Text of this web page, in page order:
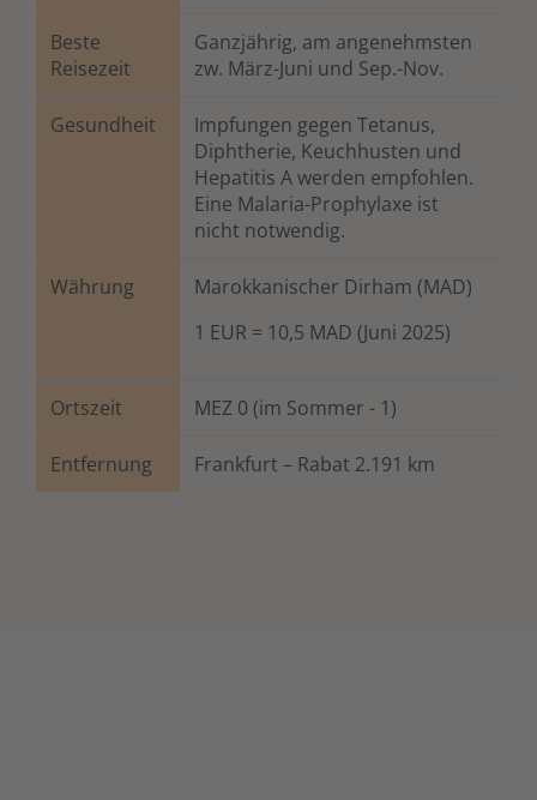
Beste
Reisezeit
Ganzjährig, am angenehmsten
zw. März-Juni und Sep.-Nov.
Gesundheit
Impfungen gegen Tetanus,
Diphtherie, Keuchhusten und
Hepatitis A werden empfohlen.
Eine Malaria-Prophylaxe ist
nicht notwendig.
Währung
Marokkanischer Dirham (MAD)
1 EUR = 10,5 MAD (Juni 2025)
Ortszeit MEZ 0 (im Sommer - 1)
Entfernung Frankfurt – Rabat 2.191 km